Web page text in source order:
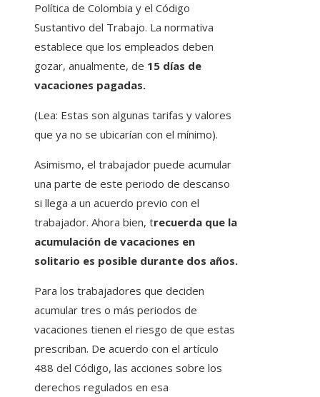
Política de Colombia y el Código
Sustantivo del Trabajo. La normativa
establece que los empleados deben
gozar, anualmente, de 15 días de
vacaciones pagadas.
(Lea: Estas son algunas tarifas y valores
que ya no se ubicarían con el mínimo).
Asimismo, el trabajador puede acumular
una parte de este periodo de descanso
si llega a un acuerdo previo con el
trabajador. Ahora bien, trecuerda que la
acumulación de vacaciones en
solitario es posible durante dos años.
Para los trabajadores que deciden
acumular tres o más periodos de
vacaciones tienen el riesgo de que estas
prescriban. De acuerdo con el artículo
488 del Código, las acciones sobre los
derechos regulados en esa